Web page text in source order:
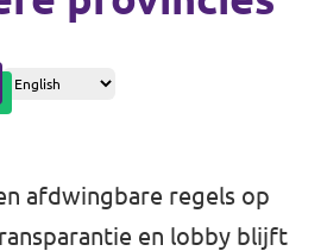
de provincies
afdwingbare regels op
en lobby blijft